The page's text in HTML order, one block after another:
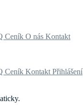
Ceník O nás Kontakt
Ceník Kontakt Přihlášení